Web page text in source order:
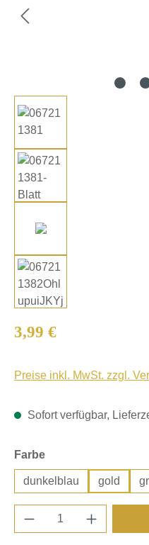
Regulärer Preis:
3,99 €
Preise inkl. MwSt. zzgl.
Sofort verfügbar,
Farbeauswählen
dunkelblau gold
Produkt Anzahl: